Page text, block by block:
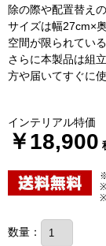
除の際や配置替え
サイズは幅27cm×
空間が限られてい
さらに本製品は組
方や届いてすぐに
インテリアル特価
￥18,900
数量：